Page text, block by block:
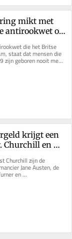
mikt met
antirookwet op
die het Britse
staat dat mensen die
zijn geboren nooit meer
kopen....
krijgt een
Churchill en
otter
Churchill zijn de
Jane Austen, de
en